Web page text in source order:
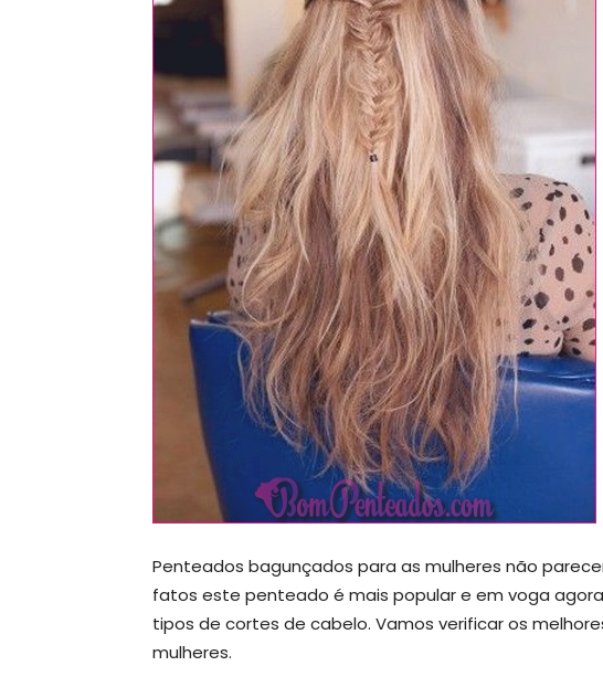
Penteados bagunçados para as mulheres não
fatos este penteado é mais popular e em voga
tipos de cortes de cabelo. Vamos verificar os
mulheres.